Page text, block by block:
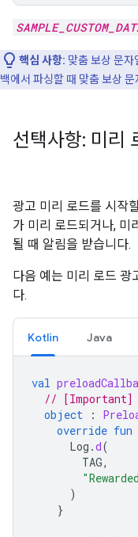
핵심 사항: 맞춤 보상 문자
백에서 파싱할 때 맞춤 보상
선택사항: 미리
광고 미리 로드를 시작
가 미리 로드되거나, 미
될 때 알림을 받습니다.
다음 예는 미리 로드 광
다.
Kotlin Java
val
// [Important]
object
:
override fun
Log .d(
TAG,
)
}